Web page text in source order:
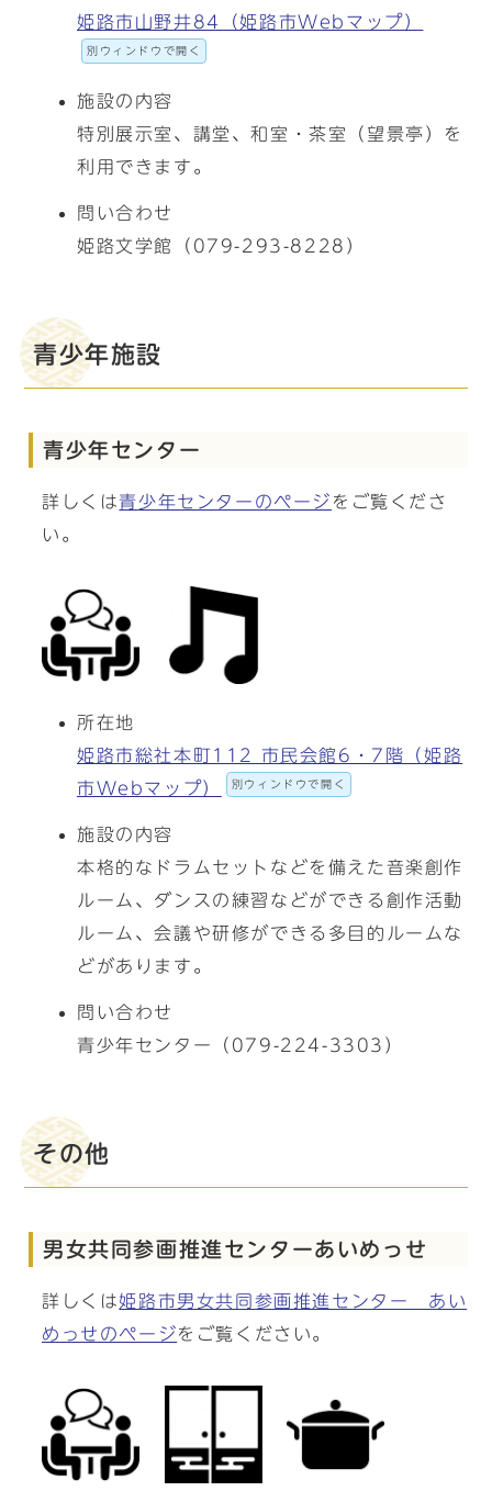
姫路市山野井84（姫路市Webマップ）
別ウィンドウで開く
施設の内容
特別展示室、講堂、和室・茶室（望景亭）を
利用できます。
問い合わせ
姫路文学館（079-293-8228）
青少年施設
青少年センター
詳しくは青少年センターのページ をご覧くださ
い。
所在地
姫路市総社本町112 市民会館6・7階（姫路
市Webマップ）
別ウィンドウで開く
施設の内容
本格的なドラムセットなどを備えた音楽創作
ルーム、ダンスの練習などができる創作活動
ルーム、会議や研修ができる多目的ルームな
どがあります。
問い合わせ
青少年センター（079-224-3303）
その他
男女共同参画推進センターあいめっせ
詳しくは姫路市男女共同参画推進センター あい
めっせのページをご覧ください。